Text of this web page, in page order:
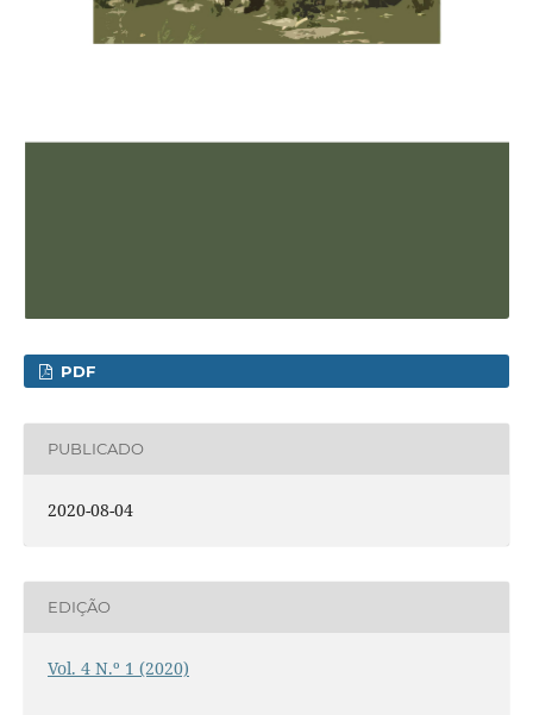
PDF
PUBLICADO
2020-08-04
EDIÇÃO
Vol. 4 N.º 1 (2020)